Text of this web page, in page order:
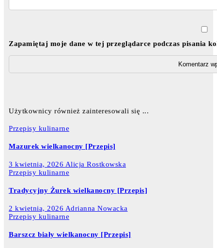
Zapamiętaj moje dane w tej przeglądarce podczas pisania
Użytkownicy również zainteresowali się ...
Przepisy kulinarne
Mazurek wielkanocny [Przepis]
3 kwietnia, 2026 Alicja Rostkowska
Przepisy kulinarne
Tradycyjny Żurek wielkanocny [Przepis]
2 kwietnia, 2026 Adrianna Nowacka
Przepisy kulinarne
Barszcz biały wielkanocny [Przepis]